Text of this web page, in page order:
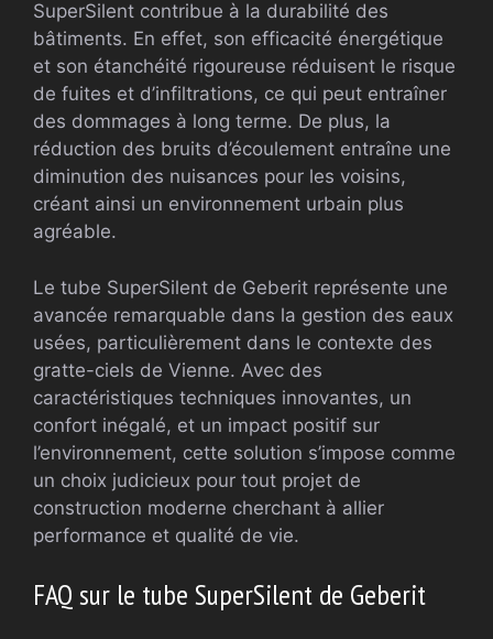
SuperSilent contribue à la durabilité des
bâtiments. En effet, son efficacité énergétique
et son étanchéité rigoureuse réduisent le risque
de fuites et d’infiltrations, ce qui peut entraîner
des dommages à long terme. De plus, la
réduction des bruits d’écoulement entraîne une
diminution des nuisances pour les voisins,
créant ainsi un environnement urbain plus
agréable.
Le tube SuperSilent de Geberit représente une
avancée remarquable dans la gestion des eaux
usées, particulièrement dans le contexte des
gratte-ciels de Vienne. Avec des
caractéristiques techniques innovantes, un
confort inégalé, et un impact positif sur
l’environnement, cette solution s’impose comme
un choix judicieux pour tout projet de
construction moderne cherchant à allier
performance et qualité de vie.
FAQ sur le tube SuperSilent de Geberit